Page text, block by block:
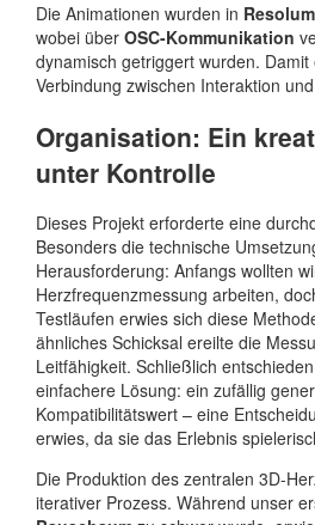
Die Animationen wurden in
wobei über OSC-Kommunikation
dynamisch getriggert wurden.
Verbindung zwischen Interaktion
Organisation: Ein
unter Kontrolle
Dieses Projekt erforderte eine
Besonders die technische
Herausforderung: Anfangs wollten
Herzfrequenzmessung arbeiten,
Testläufen erwies sich diese
ähnliches Schicksal ereilte die
Leitfähigkeit. Schließlich
einfachere Lösung: ein zufällig
Kompatibilitätswert – eine
erwies, da sie das Erlebnis
Die Produktion des zentralen 3D-
iterativer Prozess. Während unser